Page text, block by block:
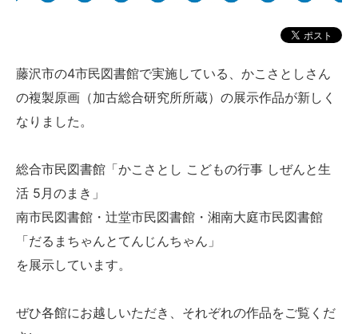
藤沢市の4市民図書館で実施している、かこさとしさん
の複製原画（加古総合研究所所蔵）の展示作品が新しく
なりました。
総合市民図書館「かこさとし こどもの行事 しぜんと生
活 5月のまき」
南市民図書館・辻堂市民図書館・湘南大庭市民図書館
「だるまちゃんとてんじんちゃん」
を展示しています。
ぜひ各館にお越しいただき、それぞれの作品をご覧くだ